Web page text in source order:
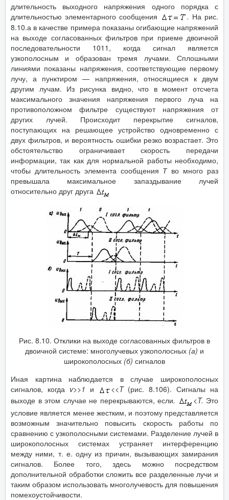
длительность выходного напряжения одного порядка с
длительностью элементарного сообщения
. На рис.
8.10.а в качестве примера показаны огибающие напряжений
на выходе согласованных фильтров при приеме двоичной
последовательности 1011, когда сигнал является
узкополосным и образован тремя лучами. Сплошными
линиями показаны напряжения, соответствующие первому
лучу, а пунктиром — напряжения, относящиеся к двум
другим лучам. Из рисунка видно, что в момент отсчета
максимального значения напряжения первого луча на
противоположном фильтре существуют напряжения от
других лучей. Происходит перекрытие сигналов,
поступающих на решающее устройство одновременно с
двух фильтров, и вероятность ошибки резко возрастает. Это
обстоятельство ограничивает скорость передачи
информации, так как для нормальной работы необходимо,
чтобы длительность элемента сообщения Т во много раз
превышала максимальное запаздывание лучей
относительно друг друга
Рис. 8.10. Отклики на выходе согласованных фильтров в
двоичной системе: многолучевых узкополосных (а) и
широкополосных (б) сигналов
Иная картина наблюдается в случае широкополосных
сигналов, когда v>>1 и <<T(рис. 8.106). Сигналы на
выходе в этом случае не перекрываются, если. <T. Это
условие является менее жестким, и поэтому представляется
возможным значительно повысить скорость работы по
сравнению с узкополосными системами. Разделение лучей в
широкополосных системах устраняет интерференцию
между ними, т. е. одну из причин, вызывающих замирания
сигналов. Более того, здесь можно посредством
дополнительной обработки сложить все разделенные лучи и
таким образом использовать многолучевость для повышения
помехоустойчивости.